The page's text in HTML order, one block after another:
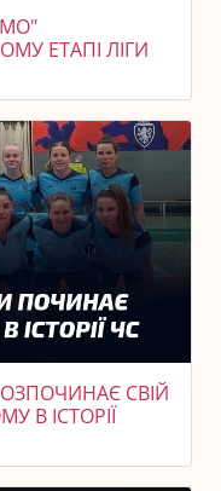
ЕТАПІ ЛІГИ
СВІЙ
В ІСТОРІЇ